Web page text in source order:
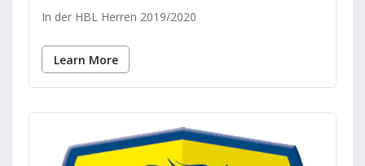
In der HBL Herren 2019/2020
Learn More